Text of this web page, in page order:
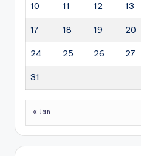
10 11 12 13
17 18 19 20
24 25 26 27
31
« Jan